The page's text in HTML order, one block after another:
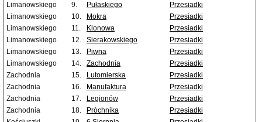
Limanowskiego
9. Pułaskiego
Przesiadki
Limanowskiego
10. Mokra
Przesiadki
Limanowskiego
11. Klonowa
Przesiadki
Limanowskiego
12. Sierakowskiego
Przesiadki
Limanowskiego
13. Piwna
Przesiadki
Limanowskiego
14. Zachodnia
Przesiadki
Zachodnia
15. Lutomierska
Przesiadki
Zachodnia
16. Manufaktura
Przesiadki
Zachodnia
17. Legionów
Przesiadki
Zachodnia
18. Próchnika
Przesiadki